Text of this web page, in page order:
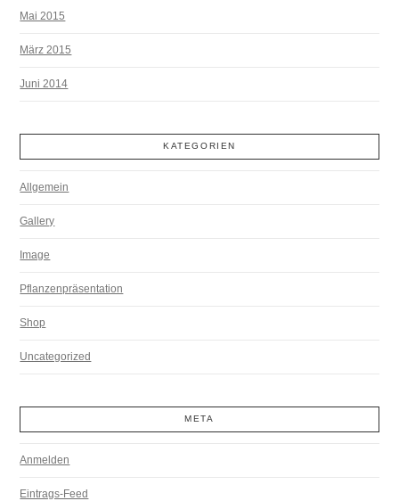
Mai 2015
März 2015
Juni 2014
KATEGORIEN
Allgemein
Gallery
Image
Pflanzenpräsentation
Shop
Uncategorized
META
Anmelden
Eintrags-Feed